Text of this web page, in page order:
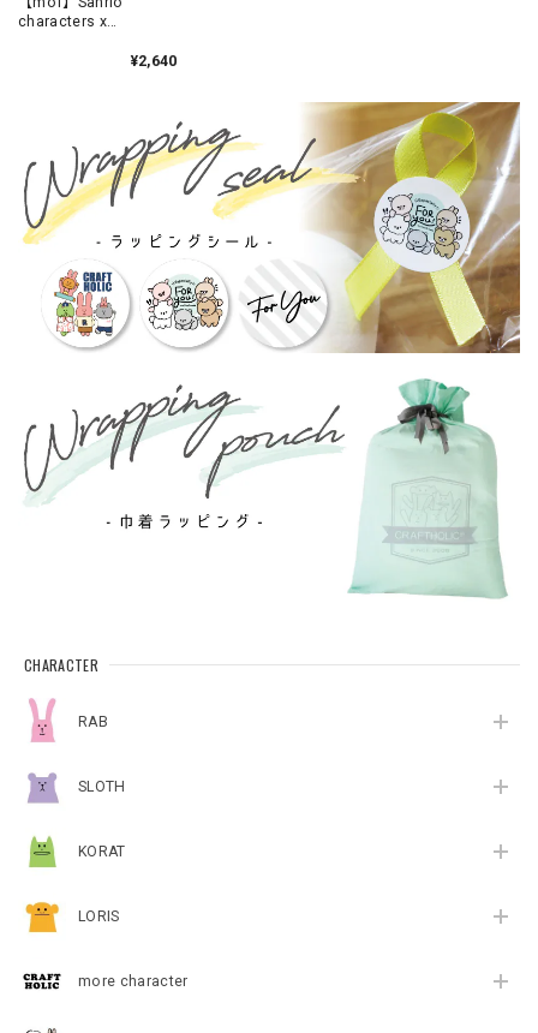
CHARACTER
RAB
SLOTH
KORAT
LORIS
more character
characters x
しマスコットチャーム
¥2,640